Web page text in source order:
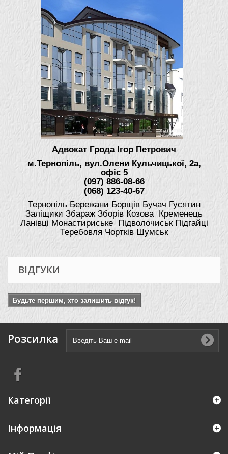
Адвокат Грода Ігор Петрович
м.Тернопіль, вул.Олени Кульчицької, 2а,
офіс 5
(097) 886-08-66
(068) 123-40-67
Тернопіль Бережани Борщів Бучач Гусятин
Заліщики Збараж Зборів Козова Кременець
Ланівці Монастириське Підволочиськ Підгайці
Теребовля Чортків Шумськ
ВІДГУКИ
Будьте першим, хто залишить відгук!
Розсилка
Категорії
Інформація